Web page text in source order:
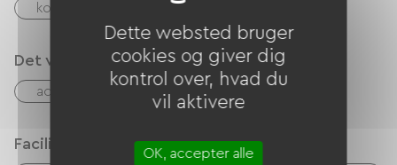
kontrol Kontanter
Det vi er gode til
accepterede dyr
Faciliteter
Dette websted bruger
cookies og giver dig
kontrol over, hvad du
vil aktivere
OK, accepter alle